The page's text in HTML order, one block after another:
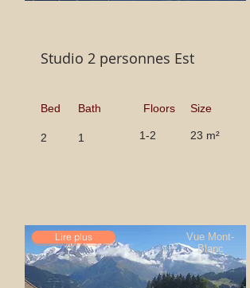
Studio 2 personnes Est
Bed
2
Bath Floors Size
1 1-2 23 m²
Vue Mont-
Blanc
Lire plus